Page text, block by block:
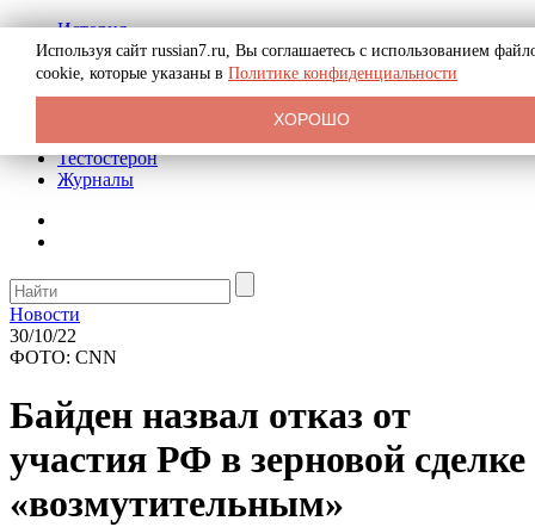
История
Биография
Криминал
Реклама на сайте
Тестостерон
Журналы
Новости
30/10/22
ФОТО: CNN
Байден назвал отказ от
участия РФ в зерновой сделке
«возмутительным»
Используя сайт russian7.ru, Вы соглашаетесь с использованием
cookie, которые указаны в Политике конфиденциальности
ХОРОШО